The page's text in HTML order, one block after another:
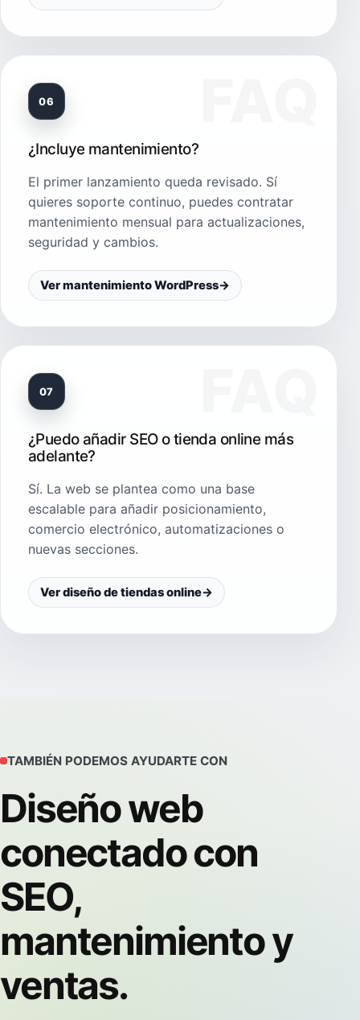
06
¿Incluye mantenimiento?
El primer lanzamiento queda revisado. Sí
quieres soporte continuo, puedes contratar
mantenimiento mensual para actualizaciones,
seguridad y cambios.
Ver mantenimiento WordPress→
07
¿Puedo añadir SEO o tienda online más
adelante?
Sí. La web se plantea como una base
escalable para añadir posicionamiento,
comercio electrónico, automatizaciones o
nuevas secciones.
Ver diseño de tiendas online→
TAMBIÉN PODEMOS AYUDARTE CON
Diseño web
conectado con
SEO,
mantenimiento y
ventas.